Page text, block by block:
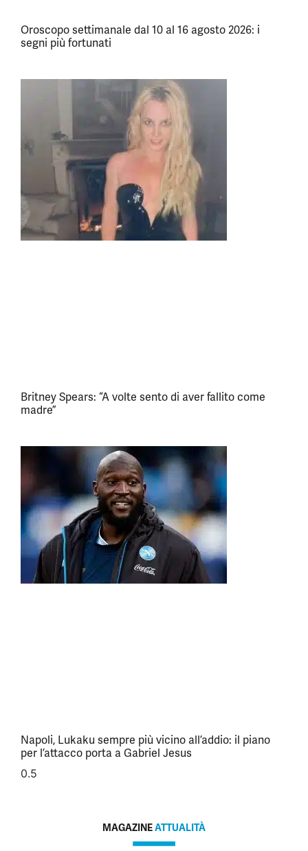
Oroscopo settimanale dal 10 al 16 agosto 2026: i
segni più fortunati
Britney Spears: “A volte sento di aver fallito come
madre”
Napoli, Lukaku sempre più vicino all’addio: il piano
per l’attacco porta a Gabriel Jesus
MAGAZINEATTUALITÀ